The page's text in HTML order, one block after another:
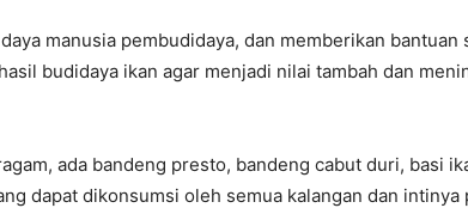
manusia pembudidaya, dan memberikan bantuan
budidaya ikan agar menjadi nilai tambah dan
ada bandeng presto, bandeng cabut duri, basi
dapat dikonsumsi oleh semua kalangan dan intinya